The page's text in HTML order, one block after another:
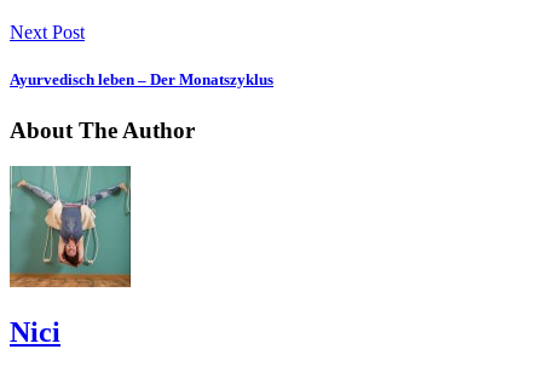
Next Post
Ayurvedisch leben – Der Monatszyklus
About The Author
Nici